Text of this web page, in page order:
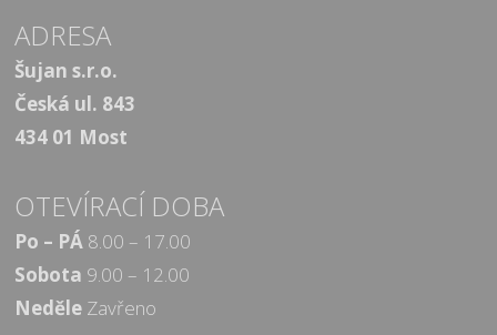
ADRESA
Šujan s.r.o.
Česká ul. 843
434 01 Most
OTEVÍRACÍ DOBA
Po – PÁ 8.00 – 17.00
Sobota 9.00 – 12.00
Neděle Zavřeno